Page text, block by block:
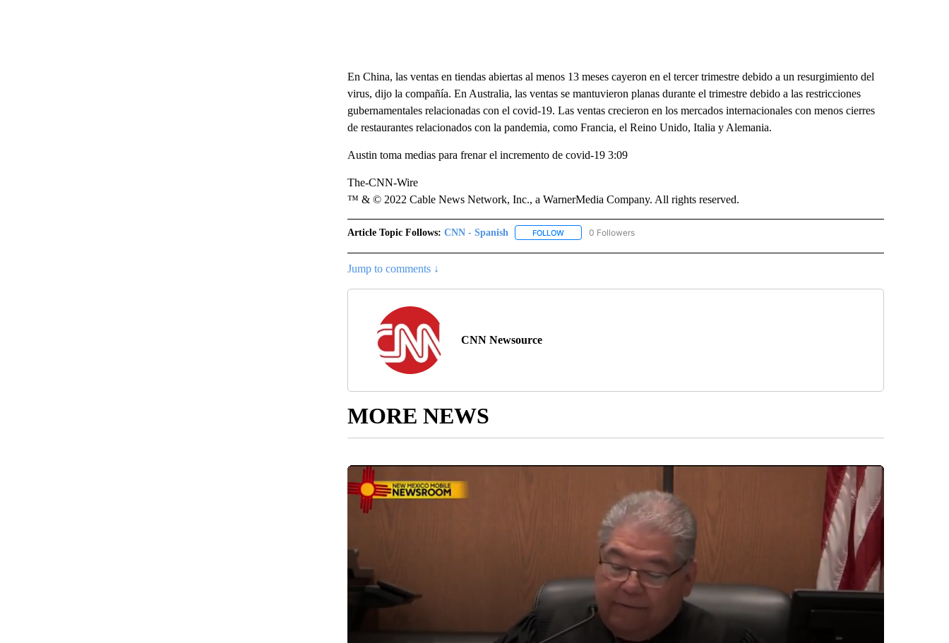
En China, las ventas en tiendas abiertas al menos 13 meses cayeron en el tercer trimestre debido a un resurgimiento del
virus, dijo la compañía. En Australia, las ventas se mantuvieron planas durante el trimestre debido a las restricciones
gubernamentales relacionadas con el covid-19. Las ventas crecieron en los mercados internacionales con menos cierres
de restaurantes relacionados con la pandemia, como Francia, el Reino Unido, Italia y Alemania.
Austin toma medias para frenar el incremento de covid-19 3:09
The-CNN-Wire
™ & © 2022 Cable News Network, Inc., a WarnerMedia Company. All rights reserved.
Article Topic Follows: CNN - Spanish FOLLOWFOLLOW "CNN - SPANISH" TO RECEIVE NOTIFICATIONS ABOUT NEW PAGES ON "CNN - SPANISH".
0 Followers
Jump to comments ↓
CNN Newsource
MORE NEWS